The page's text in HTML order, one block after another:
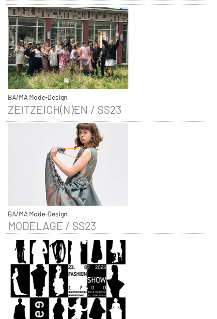
BA/MA Mode-Design
ZEITZEICH(N)EN / SS23
BA/MA Mode-Design
MODELAGE / SS23